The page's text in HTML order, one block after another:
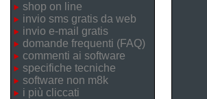
shop on line
invio sms gratis da web
invio e-mail gratis
domande frequenti (FAQ)
commenti ai software
specifiche tecniche
software non m8k
i più cliccati